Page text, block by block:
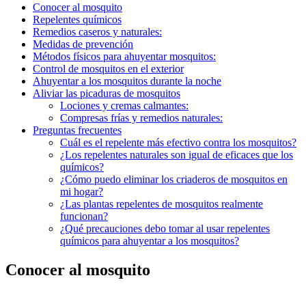
Conocer al mosquito
Repelentes químicos
Remedios caseros y naturales:
Medidas de prevención
Métodos físicos para ahuyentar mosquitos:
Control de mosquitos en el exterior
Ahuyentar a los mosquitos durante la noche
Aliviar las picaduras de mosquitos
Lociones y cremas calmantes:
Compresas frías y remedios naturales:
Preguntas frecuentes
Cuál es el repelente más efectivo contra los mosquitos?
¿Los repelentes naturales son igual de eficaces que los
químicos?
¿Cómo puedo eliminar los criaderos de mosquitos en
mi hogar?
¿Las plantas repelentes de mosquitos realmente
funcionan?
¿Qué precauciones debo tomar al usar repelentes
químicos para ahuyentar a los mosquitos?
Conocer al mosquito